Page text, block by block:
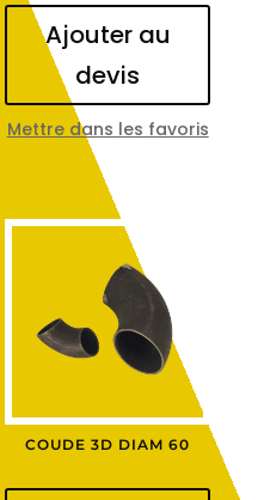
Ajouter au
devis
Mettre dans les favoris
COUDE 3D DIAM 60